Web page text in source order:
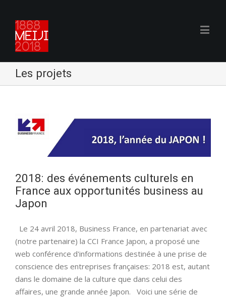
Les projets
2018: des événements culturels en
France aux opportunités business au
Japon
Le 24 avril 2018, Business France, en partenariat avec
(notre partenaire) la CCI France Japon, a proposé une
web conférence d'informations destinée à une prise de
conscience des entreprises françaises: 2018 est, autant
dans le domaine de la culture que dans celui des
affaires, une grande année Japon. Voici une série de